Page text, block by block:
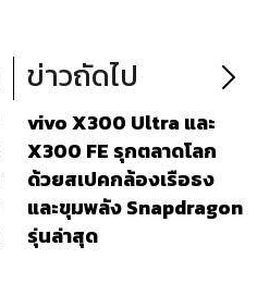
ข่าวถัดไป
vivo X300 Ultra และ
X300 FE รุกตลาดโลก
ด้วยสเปคกล้องเรือธง
และขุมพลัง Snapdragon
รุ่นล่าสุด